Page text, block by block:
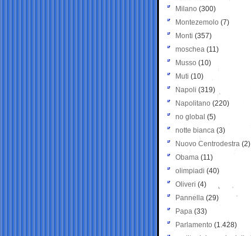
Milano (300)
Montezemolo (7)
Monti (357)
moschea (11)
Musso (10)
Muti (10)
Napoli (319)
Napolitano (220)
no global (5)
notte bianca (3)
Nuovo Centrodestra (2)
Obama (11)
olimpiadi (40)
Oliveri (4)
Pannella (29)
Papa (33)
Parlamento (1.428)